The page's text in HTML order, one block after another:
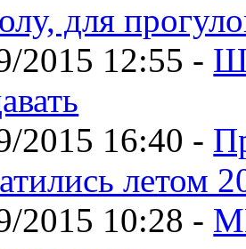
для
2015 12:55 -
2015 16:40 -
летом
2015 10:28 -